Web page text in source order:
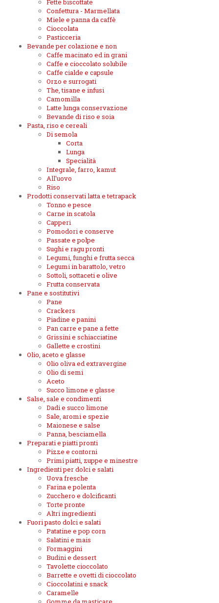
Fette biscottate
Confettura - Marmellata
Miele e panna da caffè
Cioccolata
Pasticceria
Bevande per colazione e non
Caffe macinato ed in grani
Caffe e cioccolato solubile
Caffe cialde e capsule
Orzo e surrogati
The, tisane e infusi
Camomilla
Latte lunga conservazione
Bevande di riso e soia
Pasta, riso e cereali
Di semola
Corta
Lunga
Specialità
Integrale, farro, kamut
All'uovo
Riso
Prodotti conservati latta e tetrapack
Tonno e pesce
Carne in scatola
Capperi
Pomodori e conserve
Passate e polpe
Sughi e ragu pronti
Legumi, funghi e frutta secca
Legumi in barattolo, vetro
Sottoli, sottaceti e olive
Frutta conservata
Pane e sostitutivi
Pane
Crackers
Piadine e panini
Pan carre e pane a fette
Grissini e schiacciatine
Gallette e crostini
Olio, aceto e glasse
Olio oliva ed extravergine
Olio di semi
Aceto
Succo limone e glasse
Salse, sale e condimenti
Dadi e succo limone
Sale, aromi e spezie
Maionese e salse
Panna, besciamella
Preparati e piatti pronti
Pizze e contorni
Primi piatti, zuppe e minestre
Ingredienti per dolci e salati
Uova fresche
Farina e polenta
Zucchero e dolcificanti
Torte pronte
Altri ingredienti
Fuori pasto dolci e salati
Patatine e pop corn
Salatini e mais
Formaggini
Budini e dessert
Tavolette cioccolato
Barrette e ovetti di cioccolato
Cioccolatini e snack
Caramelle